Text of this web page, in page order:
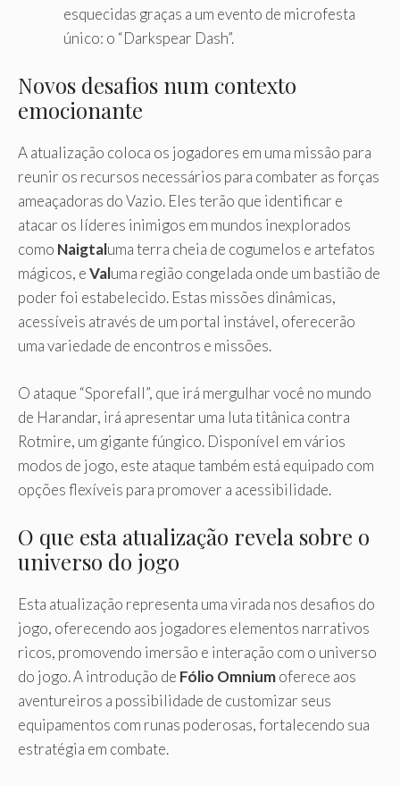
esquecidas graças a um evento de microfesta
único: o “Darkspear Dash”.
Novos desafios num contexto
emocionante
A atualização coloca os jogadores em uma missão para
reunir os recursos necessários para combater as forças
ameaçadoras do Vazio. Eles terão que identificar e
atacar os líderes inimigos em mundos inexplorados
como Naigtaluma terra cheia de cogumelos e artefatos
mágicos, eValuma região congelada onde um bastião de
poder foi estabelecido. Estas missões dinâmicas,
acessíveis através de um portal instável, oferecerão
uma variedade de encontros e missões.
O ataque “Sporefall”, que irá mergulhar você no mundo
de Harandar, irá apresentar uma luta titânica contra
Rotmire, um gigante fúngico. Disponível em vários
modos de jogo, este ataque também está equipado com
opções flexíveis para promover a acessibilidade.
O que esta atualização revela sobre o
universo do jogo
Esta atualização representa uma virada nos desafios do
jogo, oferecendo aos jogadores elementos narrativos
ricos, promovendo imersão e interação com o universo
do jogo. A introdução de Fólio Omniumoferece aos
aventureiros a possibilidade de customizar seus
equipamentos com runas poderosas, fortalecendo sua
estratégia em combate.